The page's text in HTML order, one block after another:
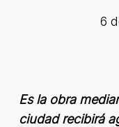
6
Es la obra
ciudad recibirá